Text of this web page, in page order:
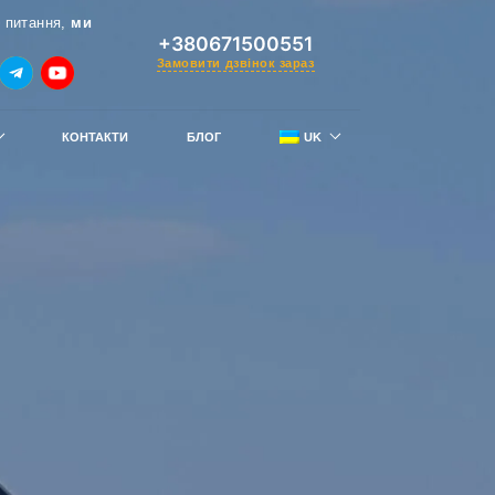
питання, ми
+380671500551
Замовити дзвінок зараз
КОНТАКТИ БЛОГ UK